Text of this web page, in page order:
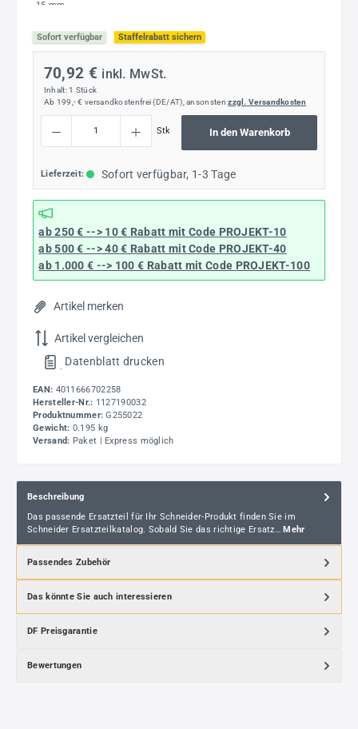
Sofort verfügbar Staffelrabatt sichern
70,92 € inkl. MwSt.
Inhalt: 1 Stück
Ab 199,- € versandkostenfrei (DE/AT), ansonstenzzgl. Versandkosten
Stk In den Warenkorb
Lieferzeit: Sofort verfügbar, 1-3 Tage
ab 250 € --> 10 € Rabatt mit Code PROJEKT-10
ab 500 € --> 40 € Rabatt mit Code PROJEKT-40
ab 1.000 € --> 100 € Rabatt mit Code PROJEKT-100
Artikel merken
Artikel vergleichen
. Datenblatt drucken
EAN: 4011666702258
Hersteller-Nr.: 1127190032
Produktnummer: G255022
Gewicht: 0.195 kg
Versand: Paket | Express möglich
Beschreibung
Das passende Ersatzteil für Ihr Schneider-Produkt finden Sie im
Schneider Ersatzteilkatalog. Sobald Sie das richtige Ersatz… Mehr
Passendes Zubehör
Das könnte Sie auch interessieren
DF Preisgarantie
Bewertungen